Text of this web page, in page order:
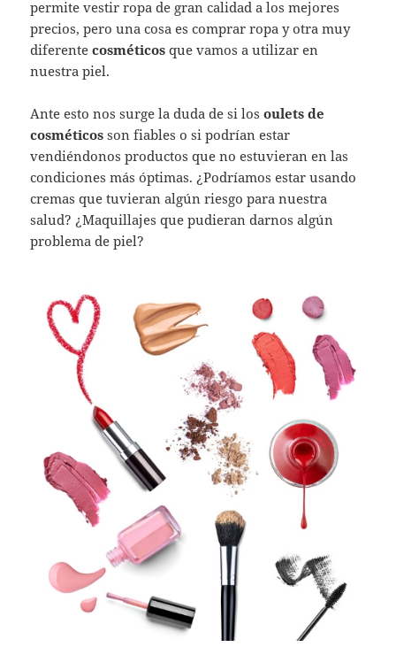
permite vestir ropa de gran calidad a los mejores
precios, pero una cosa es comprar ropa y otra muy
diferentecosméticos que vamos a utilizar en
nuestra piel.
Ante esto nos surge la duda de si losoulets de
cosméticos son fiables o si podrían estar
vendiéndonos productos que no estuvieran en las
condiciones más óptimas. ¿Podríamos estar usando
cremas que tuvieran algún riesgo para nuestra
salud? ¿Maquillajes que pudieran darnos algún
problema de piel?